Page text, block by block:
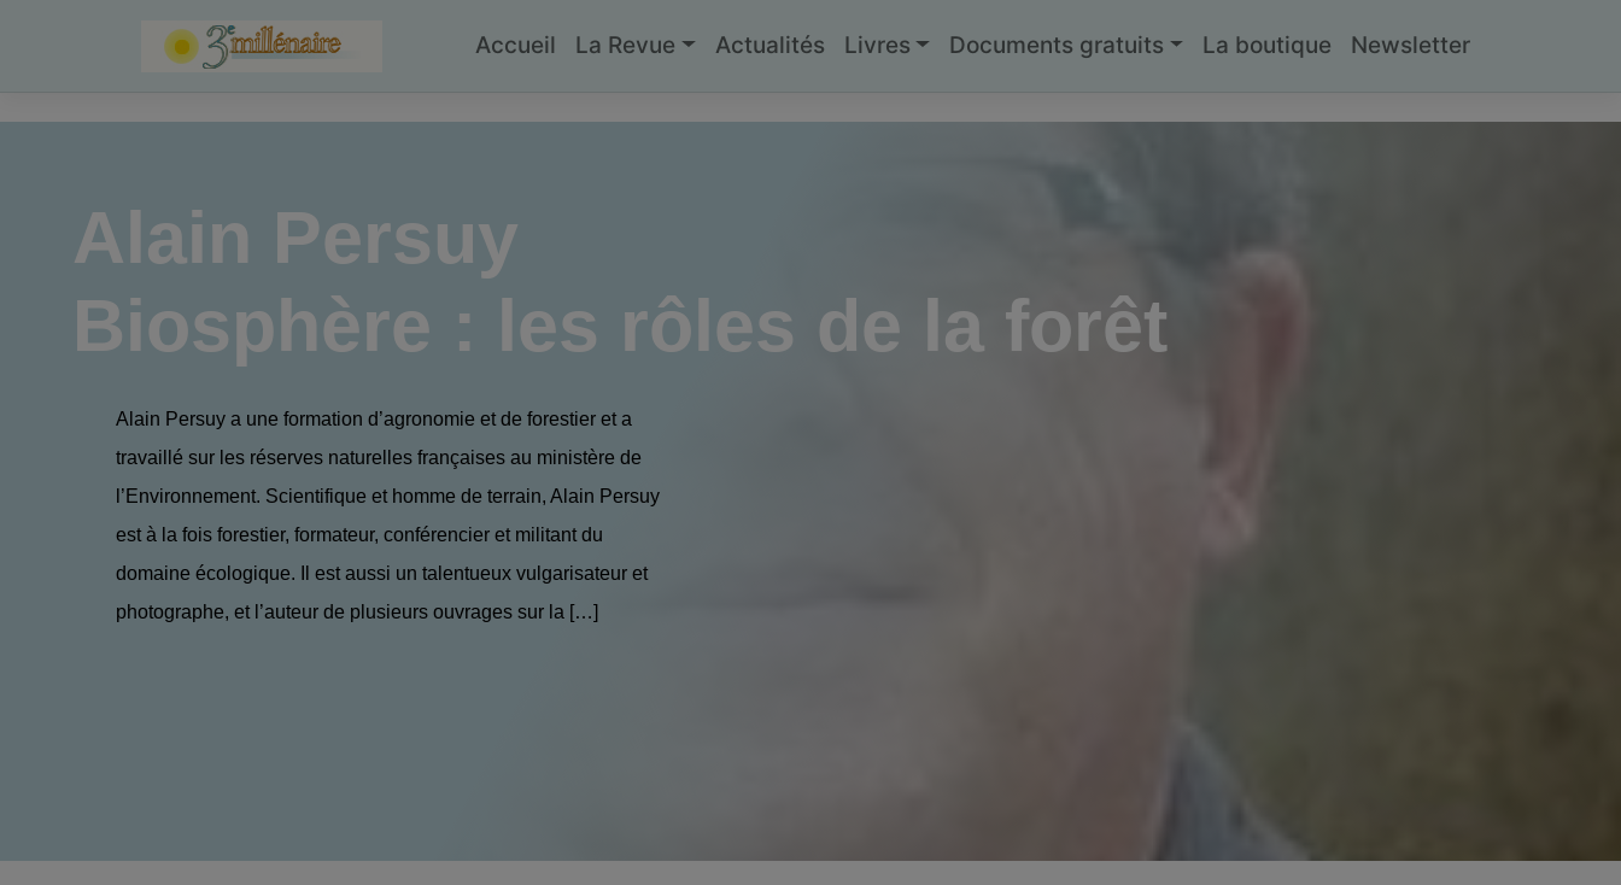
Accueil La Revue Actualités Livres Documents gratuits La boutique Newsletter
Alain Persuy
Biosphère : les rôles de la forêt
Alain Persuy a une formation d’agronomie et de forestier et a
travaillé sur les réserves naturelles françaises au ministère de
l’Environnement. Scientifique et homme de terrain, Alain Persuy
est à la fois forestier, formateur, conférencier et militant du
domaine écologique. Il est aussi un talentueux vulgarisateur et
photographe, et l’auteur de plusieurs ouvrages sur la […]